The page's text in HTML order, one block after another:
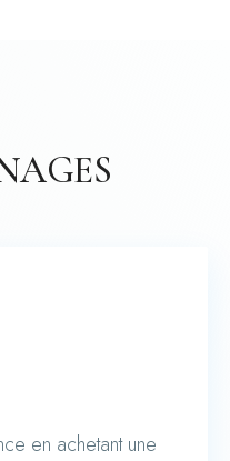
en achetant une